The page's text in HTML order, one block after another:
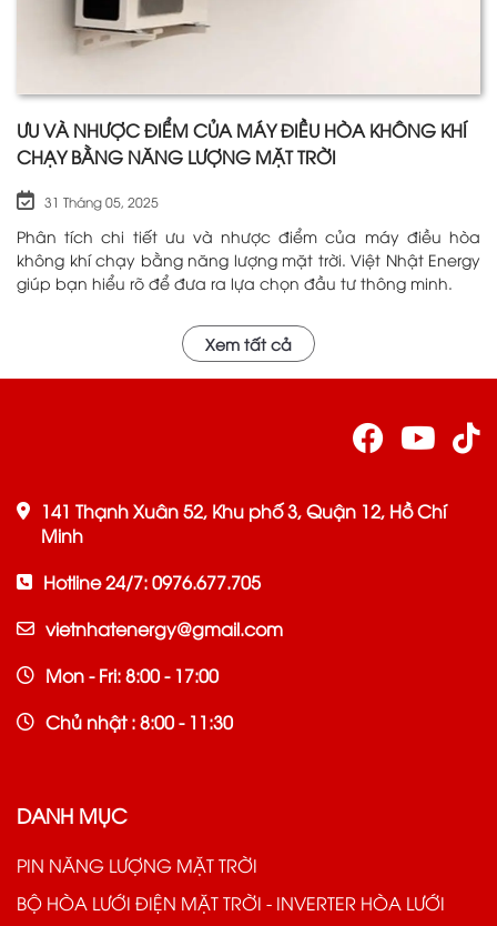
ƯU VÀ NHƯỢC ĐIỂM CỦA MÁY ĐIỀU HÒA KHÔNG KHÍ
CHẠY BẰNG NĂNG LƯỢNG MẶT TRỜI
31 Tháng 05, 2025
Phân tích chi tiết ưu và nhược điểm của máy điều hòa
không khí chạy bằng năng lượng mặt trời. Việt Nhật Energy
giúp bạn hiểu rõ để đưa ra lựa chọn đầu tư thông minh.
Xem tất cả
141 Thạnh Xuân 52, Khu phố 3, Quận 12, Hồ Chí
Minh
Hotline 24/7: 0976.677.705
vietnhatenergy@gmail.com
Mon - Fri: 8:00 - 17:00
Chủ nhật : 8:00 - 11:30
DANH MỤC
PIN NĂNG LƯỢNG MẶT TRỜI
BỘ HÒA LƯỚI ĐIỆN MẶT TRỜI - INVERTER HÒA LƯỚI